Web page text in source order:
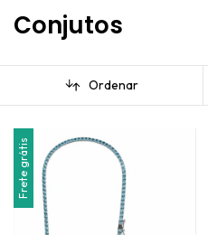
Conjutos
Ordenar
Frete grátis